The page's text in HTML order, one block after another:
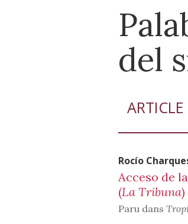
del
ARTICLE
Rocío
Acceso de
(La Tribuna)
Paru dans